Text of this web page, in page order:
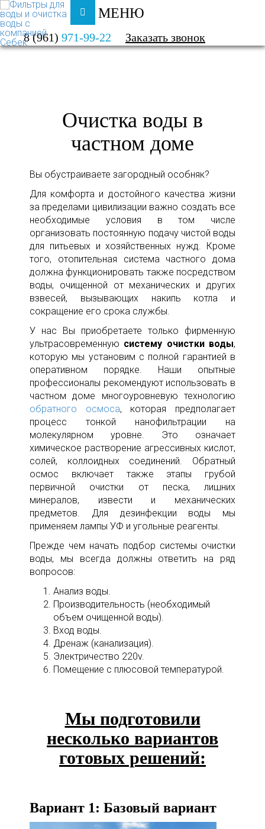
МЕНЮ
8 (961) 971-99-22 Заказать звонок
ФИЛЬТРЫ ДЛЯ ВОДЫ И ОЧИСТКА ВОДЫ
КАТАЛОГ
ЧАСТНЫЙ ДОМ
Очистка воды в
частном доме
Вы обустраиваете загородный особняк?
Для комфорта и достойного качества жизни
за пределами цивилизации важно создать все
необходимые условия в том числе
организовать постоянную подачу чистой воды
для питьевых и хозяйственных нужд. Кроме
того, отопительная система частного дома
должна функционировать также посредством
воды, очищенной от механических и других
взвесей, вызывающих накипь котла и
сокращение его срока службы.
У нас Вы приобретаете только фирменную
ультрасовременную систему очистки воды,
которую мы установим с полной гарантией в
оперативном порядке. Наши опытные
профессионалы рекомендуют использовать в
частном доме многоуровневую технологию
обратного осмоса, которая предполагает
процесс тонкой нанофильтрации на
молекулярном уровне. Это означает
химическое растворение агрессивных кислот,
солей, коллоидных соединений. Обратный
осмос включает также этапы грубой
первичной очистки от песка, лишних
минералов, извести и механических
предметов. Для дезинфекции воды мы
применяем лампы УФ и угольные реагенты.
Прежде чем начать подбор системы очистки
воды, мы всегда должны ответить на ряд
вопросов:
Анализ воды.
Производительность (необходимый
объем очищенной воды).
Вход воды.
Дренаж (канализация).
Электричество 220v.
Помещение с плюсовой температурой.
Мы подготовили
несколько вариантов
готовых решений:
Вариант 1: Базовый вариант